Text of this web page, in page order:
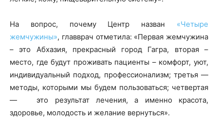
На вопрос, почему Центр назван «Четыре
жемчужины», главврач отметила: «Первая жемчужина
– это Абхазия, прекрасный город Гагра, вторая –
место, где будут проживать пациенты – комфорт, уют,
индивидуальный подход, профессионализм; третья —
методы, которыми мы будем пользоваться; четвертая
— это результат лечения, а именно красота,
здоровье, молодость и желание вернуться».